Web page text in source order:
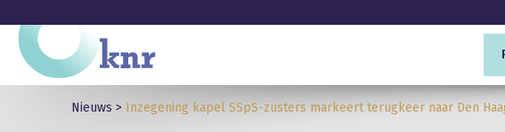
Nieuws > Inzegening kapel SSpS-zusters markeert terugkeer naar Den